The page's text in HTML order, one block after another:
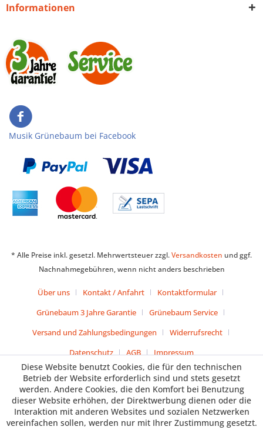
Informationen
Musik Grünebaum bei Facebook
* Alle Preise inkl. gesetzl. Mehrwertsteuer zzgl.Versandkosten und ggf.
Nachnahmegebühren, wenn nicht anders beschrieben
Über uns Kontakt / Anfahrt
Kontaktformular
Grünebaum 3 Jahre Garantie
Grünebaum Service
Versand und Zahlungsbedingungen
Widerrufsrecht
Datenschutz
AGB Impressum
Diese Website benutzt Cookies, die für den technischen
Betrieb der Website erforderlich sind und stets gesetzt
werden. Andere Cookies, die den Komfort bei Benutzung
dieser Website erhöhen, der Direktwerbung dienen oder die
Interaktion mit anderen Websites und sozialen Netzwerken
vereinfachen sollen, werden nur mit Ihrer Zustimmung gesetzt.